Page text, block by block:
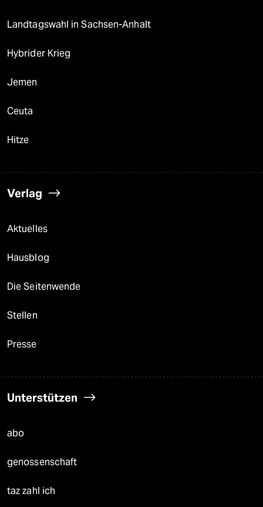
Landtagswahl in Sachsen-Anhalt
Hybrider Krieg
Jemen
Ceuta
Hitze
Verlag
Aktuelles
Hausblog
Die Seitenwende
Stellen
Presse
Unterstützen
abo
genossenschaft
taz zahl ich